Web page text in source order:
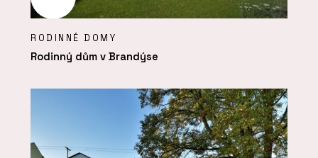
RODINNÉ DOMY
Rodinný dům v Brandýse